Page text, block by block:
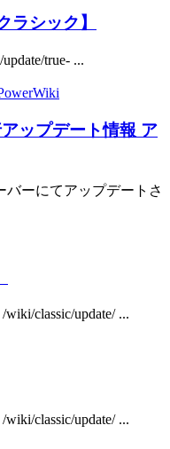
ラシック】
true- ...
ップデート情報 ア
バーにてアップデートさ
classic/update/ ...
classic/update/ ...